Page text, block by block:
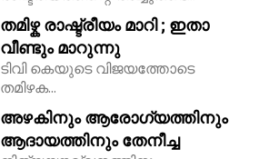
തമിഴ്ക രാഷ്ട്രീയം മാറി ; ഇതാ
വീണ്ടും മാറുന്നു
ടിവി കെയുടെ വിജയത്തോടെ
തമിഴക...
അഴകിനും ആരോഗ്യത്തിനും
ആദായത്തിനും തേനീച്ച